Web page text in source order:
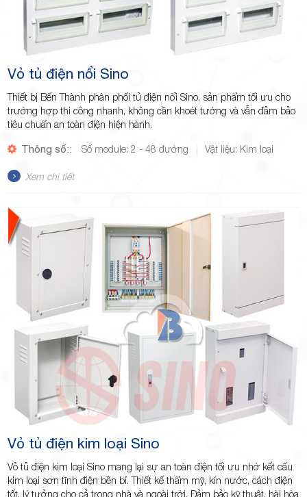
Vỏ tủ điện nổi Sino
Thiết bị Bến Thành phân phối tủ điện nổi Sino, sản phẩm tối ưu cho
trường hợp thi công nhanh, không cần khoét tường và vẫn đảm bảo
tiêu chuẩn an toàn điện hiện hành.
Thông số:: Số module: 2 - 48 đường Vật liệu: Kim loại
Xem chi tiết
Vỏ tủ điện kim loại Sino
Vỏ tủ điện kim loại Sino mang lại sự an toàn điện tối ưu nhờ kết cấu
kim loại sơn tĩnh điện bền bỉ. Thiết kế thẩm mỹ, kín nước, cách điện
tốt, lý tưởng cho cả trong nhà và ngoài trời. Đảm bảo kỹ thuật, hài hòa